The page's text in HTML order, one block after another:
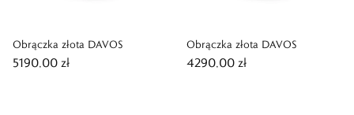
Obrączka złota DAVOS
5190,00 zł
Obrączka złota DAVOS
4290,00 zł